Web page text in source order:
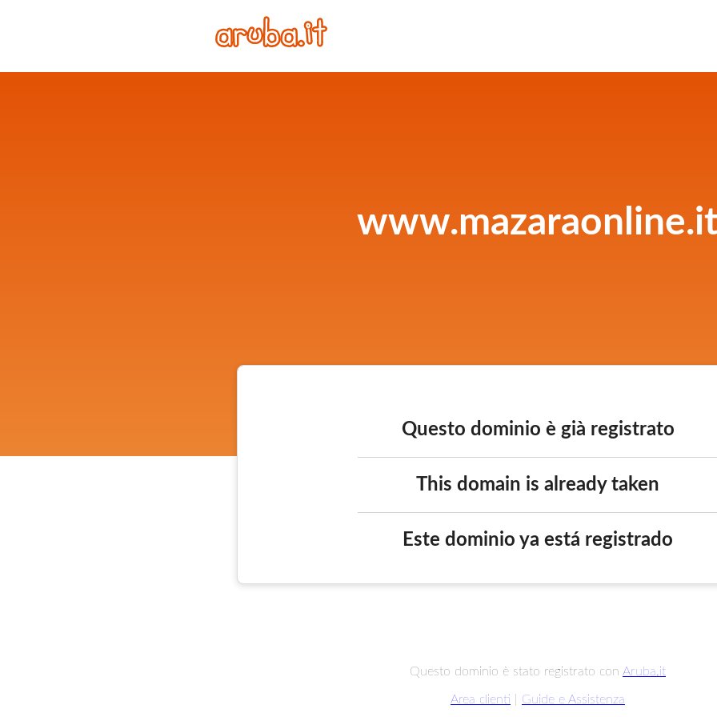
Questo dominio è già registrato
This domain is already taken
Este dominio ya está registrado
Questo dominio è stato registrato con Aruba.it
Area clienti Guide e Assistenza